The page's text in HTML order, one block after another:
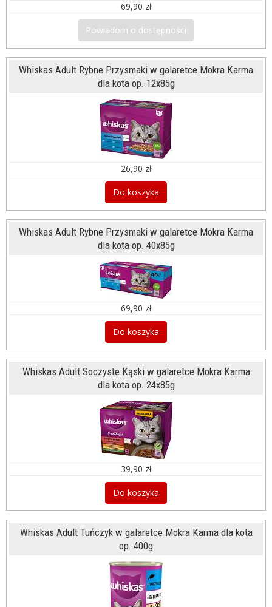
69,90 zł
Powiadom o dostępności
Whiskas Adult Rybne Przysmaki w galaretce Mokra Karma
dla kota op. 12x85g
26,90 zł
Do koszyka
Whiskas Adult Rybne Przysmaki w galaretce Mokra Karma
dla kota op. 40x85g
69,90 zł
Do koszyka
Whiskas Adult Soczyste Kąski w galaretce Mokra Karma
dla kota op. 24x85g
39,90 zł
Do koszyka
Whiskas Adult Tuńczyk w galaretce Mokra Karma dla kota
op. 400g